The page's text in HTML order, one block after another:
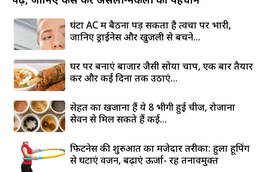
घंटों AC में बैठना पड़ सकता है त्वचा पर भारी,
जानिए ड्राईनेस और खुजली से बचने...
घर पर बनाएं बाजार जैसी सोया चाप, एक बार तैयार
करें और कई दिनों तक उठाएं...
सेहत का खजाना हैं ये 8 भीगी हुई चीजें, रोजाना
सेवन से मिल सकते हैं कई...
फिटनेस की शुरुआत का मजेदार तरीका: हुला हूपिंग
से घटाएं वजन, बढ़ाएं ऊर्जा- रहें तनावमुक्त